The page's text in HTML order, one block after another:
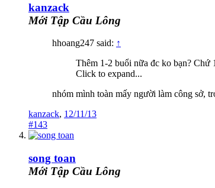
kanzack
Mới Tập Cầu Lông
hhoang247 said: ↑
Thêm 1-2 buổi nữa đc ko bạn? Chứ
Click to expand...
nhóm mình toàn mấy người làm công sở,
kanzack, 12/11/13
#143
song toan
Mới Tập Cầu Lông